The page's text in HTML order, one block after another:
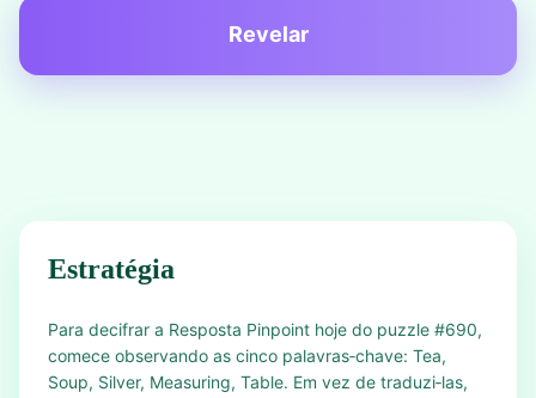
Revelar
Estratégia
Para decifrar a Resposta Pinpoint hoje do puzzle #690,
comece observando as cinco palavras‑chave: Tea,
Soup, Silver, Measuring, Table. Em vez de traduzi‑las,